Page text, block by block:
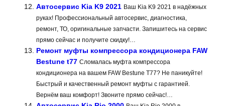
Автосервис Kia K9 2021 Ваш Kia K9 2021 в надёжных
руках! Профессиональный автосервис, диагностика,
ремонт, ТО, оригинальные запчасти. Запишитесь на сервис
прямо сейчас и получите скидку!…
Ремонт муфты компрессора кондиционера FAW
Bestune t77 Сломалась муфта компрессора
кондиционера на вашем FAW Bestune T77? Не паникуйте!
Быстрый и качественный ремонт муфты с гарантией.
Вернём ваш комфорт! Звоните прямо сейчас!…